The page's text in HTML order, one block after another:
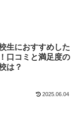
生におすすめした
口コミと満足度の
は？
2025.06.04